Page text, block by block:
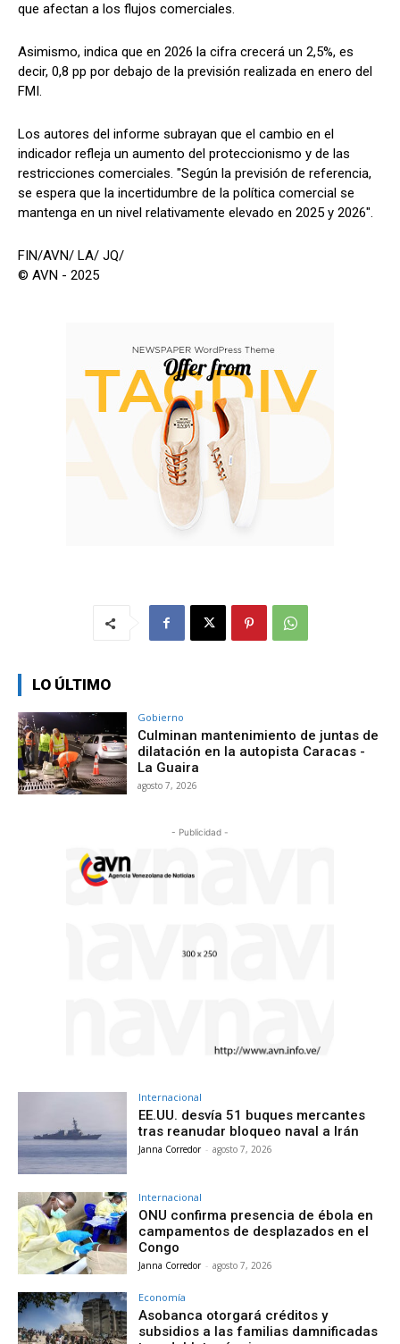
que afectan a los flujos comerciales.
Asimismo, indica que en 2026 la cifra crecerá un 2,5%, es
decir, 0,8 pp por debajo de la previsión realizada en enero del
FMI.
Los autores del informe subrayan que el cambio en el
indicador refleja un aumento del proteccionismo y de las
restricciones comerciales. "Según la previsión de referencia,
se espera que la incertidumbre de la política comercial se
mantenga en un nivel relativamente elevado en 2025 y 2026".
FIN/AVN/ LA/ JQ/
© AVN - 2025
LO ÚLTIMO
Gobierno
Culminan mantenimiento de juntas de
dilatación en la autopista Caracas -
La Guaira
agosto 7, 2026
- Publicidad -
Internacional
EE.UU. desvía 51 buques mercantes
tras reanudar bloqueo naval a Irán
Janna Corredor - agosto 7, 2026
Internacional
ONU confirma presencia de ébola en
campamentos de desplazados en el
Congo
Janna Corredor - agosto 7, 2026
Economía
Asobanca otorgará créditos y
subsidios a las familias damnificadas